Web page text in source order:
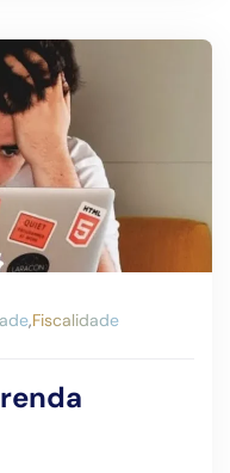
,Fiscalidade